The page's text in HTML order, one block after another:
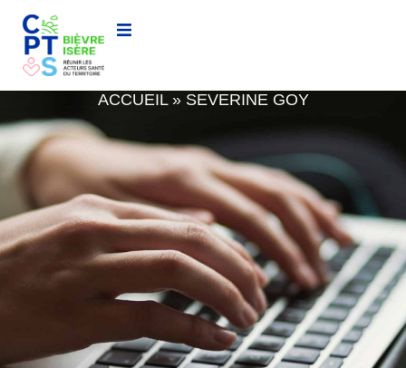
SEVERINE GOY
ACCUEIL» SEVERINE GOY